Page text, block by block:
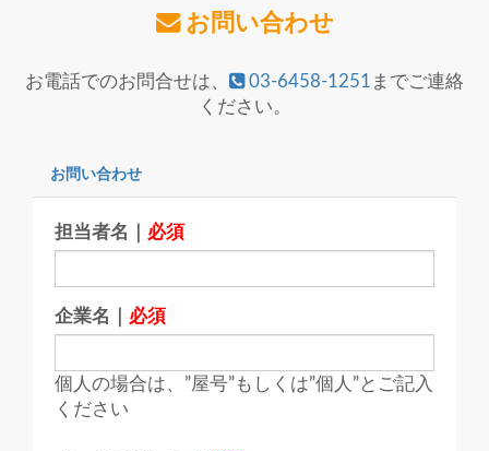
お問い合わせ
お電話でのお問合せは、 03-6458-1251 までご連絡
ください。
お問い合わせ
担当者名｜ 必須
企業名｜ 必須
個人の場合は、”屋号”もしくは”個人”とご記入
ください